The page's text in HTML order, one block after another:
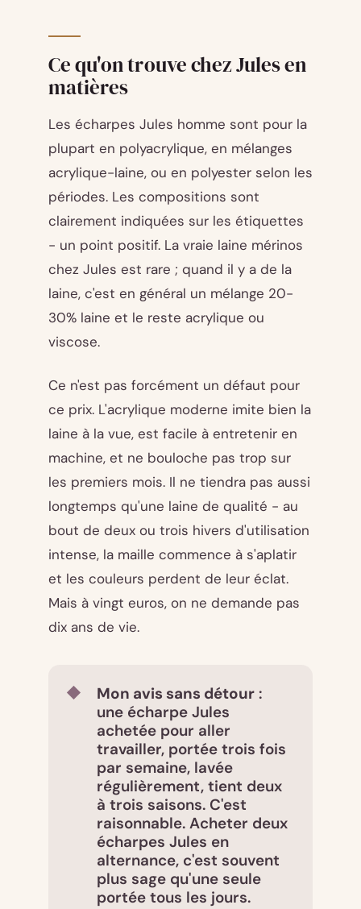
Ce qu'on trouve chez Jules en
matières
Les écharpes Jules homme sont pour la
plupart en polyacrylique, en mélanges
acrylique-laine, ou en polyester selon les
périodes. Les compositions sont
clairement indiquées sur les étiquettes
- un point positif. La vraie laine mérinos
chez Jules est rare ; quand il y a de la
laine, c'est en général un mélange 20-
30% laine et le reste acrylique ou
viscose.
Ce n'est pas forcément un défaut pour
ce prix. L'acrylique moderne imite bien la
laine à la vue, est facile à entretenir en
machine, et ne bouloche pas trop sur
les premiers mois. Il ne tiendra pas aussi
longtemps qu'une laine de qualité - au
bout de deux ou trois hivers d'utilisation
intense, la maille commence à s'aplatir
et les couleurs perdent de leur éclat.
Mais à vingt euros, on ne demande pas
dix ans de vie.
Mon avis sans détour :
une écharpe Jules
achetée pour aller
travailler, portée trois fois
par semaine, lavée
régulièrement, tient deux
à trois saisons. C'est
raisonnable. Acheter deux
écharpes Jules en
alternance, c'est souvent
plus sage qu'une seule
portée tous les jours.